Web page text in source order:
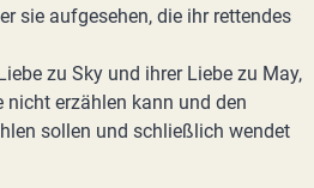
sie aufgesehen, die ihr rettendes
zu Sky und ihrer Liebe zu May,
nicht erzählen kann und den
sollen und schließlich wendet